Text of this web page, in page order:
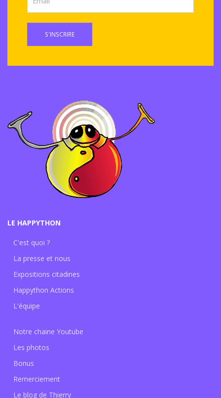
S'INSCRIRE
LE HAPPYTHON
C'est quoi ?
La presse et nous
Expositions citadines
Happython Actions
L'équipe
Notre chaine Youtube
Les photos
Bonus
Remerciement
Le blog de Thierry